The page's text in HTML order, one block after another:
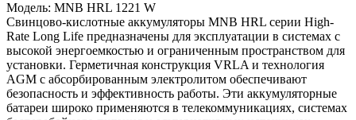
Модель: MNB HRL 1221 W
Свинцово-кислотные аккумуляторы MNB HRL серии High-
Rate Long Life предназначены для эксплуатации в системах с
высокой энергоемкостью и ограниченным пространством для
установки. Герметичная конструкция VRLA и технология
AGM с абсорбированным электролитом обеспечивают
безопасность и эффективность работы. Эти аккумуляторные
батареи широко применяются в телекоммуникациях, системах